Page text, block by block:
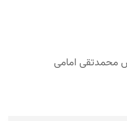
محمدتقی امامی